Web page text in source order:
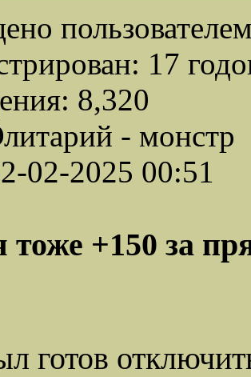
17
8,320
- монстр
02-2025 00:51
+150 за
готов